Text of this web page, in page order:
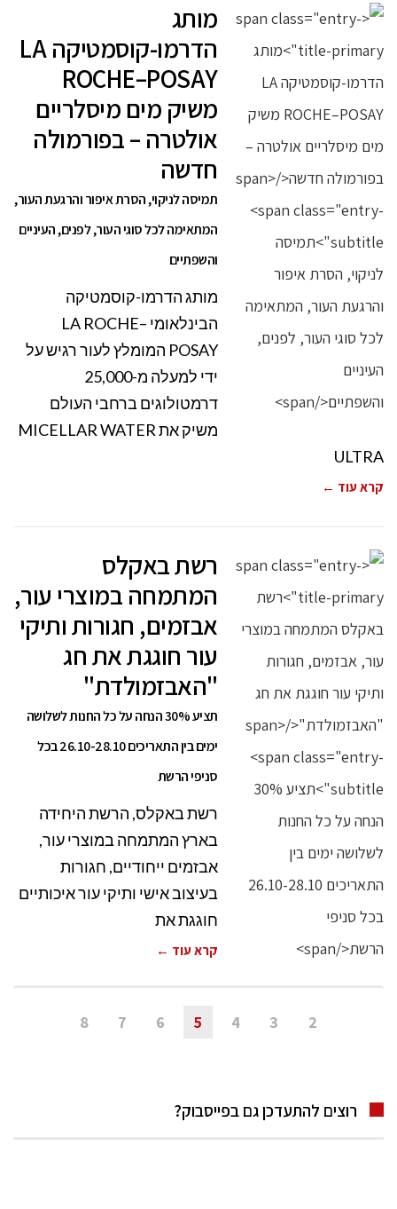
מותג
הדרמו-קוסמטיקה LA
ROCHE–POSAY
משיק מים מיסלריים
אולטרה – בפורמולה
חדשה
תמיסה לניקוי, הסרת איפור והרגעת העור,
המתאימה לכל סוגי העור, לפנים, העיניים
והשפתיים
מותג הדרמו-קוסמטיקה
הבינלאומי LA ROCHE–
POSAY המומלץ לעור רגיש על
ידי למעלה מ-25,000
דרמטולוגים ברחבי העולם
משיק את MICELLAR WATER
ULTRA
קרא עוד ←
רשת באקלס
המתמחה במוצרי עור,
אבזמים, חגורות ותיקי
עור חוגגת את חג
"האבזמולדת"
תציע 30% הנחה על כל החנות לשלושה
ימים בין התאריכים 26.10-28.10 בכל
סניפי הרשת
רשת באקלס, הרשת היחידה
בארץ המתמחה במוצרי עור,
אבזמים ייחודיים, חגורות
בעיצוב אישי ותיקי עור איכותיים
חוגגת את
קרא עוד ←
2
3
4
5
6
7
8
רוצים להתעדכן גם בפייסבוק?